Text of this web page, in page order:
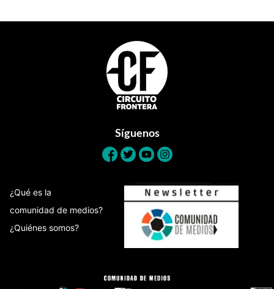
Síguenos
¿Qué es la
comunidad de medios?
¿Quiénes somos?